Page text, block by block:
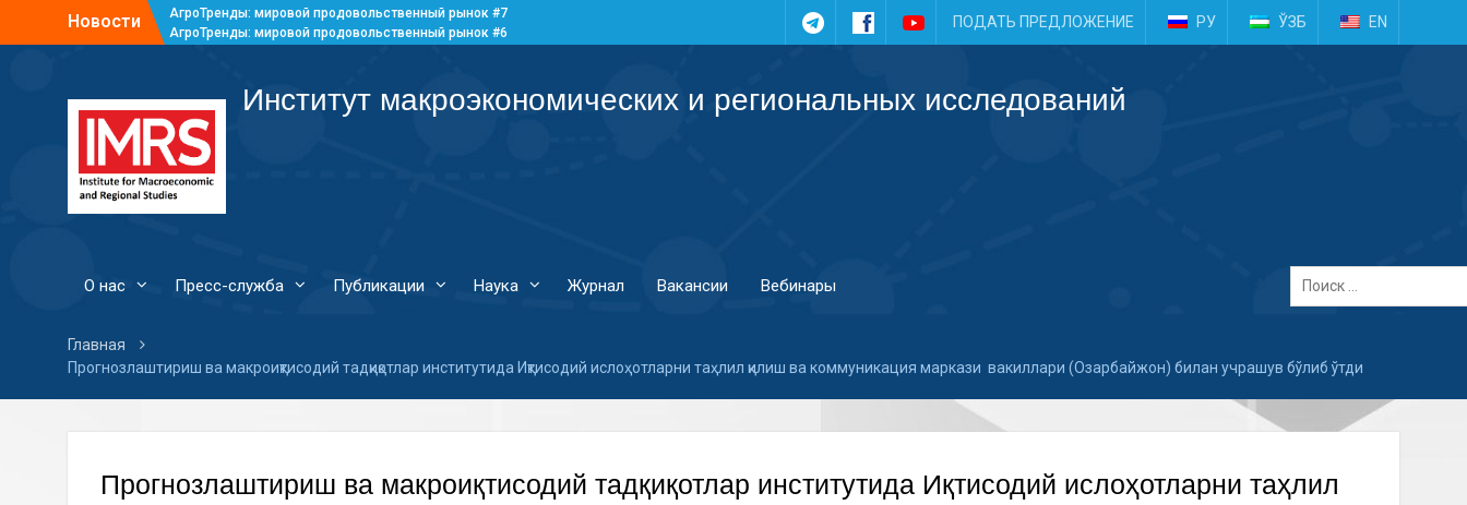
Новости
АгроТренды: мировой продовольственный рынок #7
АгроТренды: мировой продовольственный рынок #6
TelegramFacebookYouTubeПОДАТЬ ПРЕДЛОЖЕНИЕ РУ ЎЗБ EN
Институт макроэкономических и региональных исследований
О нас Пресс-служба Публикации Наука Журнал Вакансии Вебинары
Главная
Прогнозлаштириш ва макроиқтисодий тадқиқотлар институтида Иқтисодий ислоҳотларни таҳлил қилиш ва коммуникация маркази вакиллари (Озарбайжон) билан учрашув бўлиб ўтди
Прогнозлаштириш ва макроиқтисодий тадқиқотлар институтида Иқтисодий ислоҳотларни таҳлил